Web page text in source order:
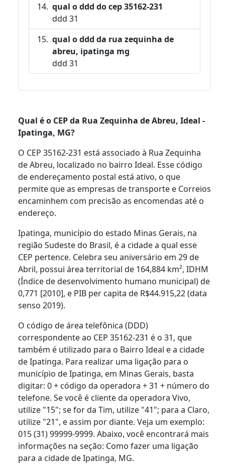
qual o ddd do cep 35162-231
ddd 31
qual o ddd da rua zequinha de
abreu, ipatinga mg
ddd 31
Qual é o CEP da Rua Zequinha de Abreu, Ideal -
Ipatinga, MG?
O CEP 35162-231 está associado à Rua Zequinha
de Abreu, localizado no bairro Ideal. Esse código
de endereçamento postal está ativo, o que
permite que as empresas de transporte e Correios
encaminhem com precisão as encomendas até o
endereço.
Ipatinga, município do estado Minas Gerais, na
região Sudeste do Brasil, é a cidade a qual esse
CEP pertence. Celebra seu aniversário em 29 de
Abril, possui área territorial de 164,884 km², IDHM
(Índice de desenvolvimento humano municipal) de
0,771 [2010], e PIB per capita de R$44.915,22 (data
senso 2019).
O código de área telefônica (DDD)
correspondente ao CEP 35162-231 é o 31, que
também é utilizado para o Bairro Ideal e a cidade
de Ipatinga. Para realizar uma ligação para o
município de Ipatinga, em Minas Gerais, basta
digitar: 0 + código da operadora + 31 + número do
telefone. Se você é cliente da operadora Vivo,
utilize "15"; se for da Tim, utilize "41"; para a Claro,
utilize "21", e assim por diante. Veja um exemplo:
015 (31) 99999-9999. Abaixo, você encontrará mais
informações na seção: Como fazer uma ligação
para a cidade de Ipatinga, MG.